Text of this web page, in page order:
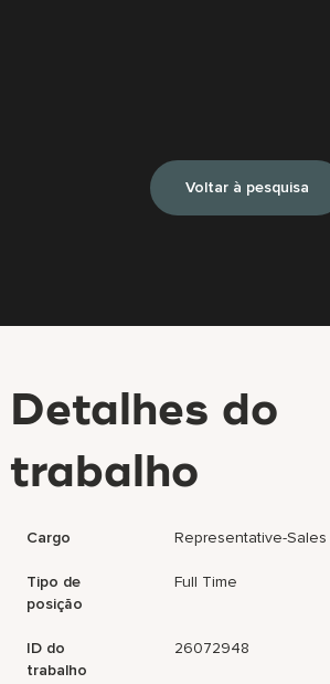
Voltar à pesquisa
Detalhes do
trabalho
Cargo Representative-Sales
Tipo de
posição
Full Time
ID do
trabalho
26072948